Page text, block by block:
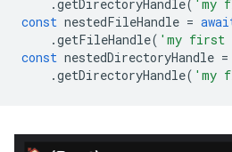
.getDirectoryHandle( 'my
const nestedFileHandle =
.getFileHandle( 'my first
const nestedDirectoryHandle =
.getDirectoryHandle( 'my